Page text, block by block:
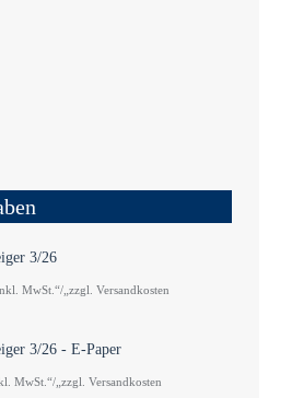
3/26
MwSt.“/„zzgl. Versandkosten
3/26 - E-Paper
MwSt.“/„zzgl. Versandkosten